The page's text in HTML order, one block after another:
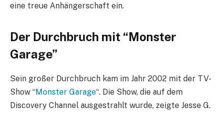
eine treue Anhängerschaft ein.
Der Durchbruch mit “Monster
Garage”
Sein großer Durchbruch kam im Jahr 2002 mit der TV-
Show “Monster Garage“. Die Show, die auf dem
Discovery Channel ausgestrahlt wurde, zeigte Jesse G.